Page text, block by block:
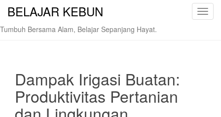
T
BELAJAR KEBUN
Tumbuh Bersama Alam, Belajar Sepanjang Hayat.
Dampak Irigasi Buatan:
Produktivitas Pertanian